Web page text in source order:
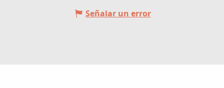
Señalar un error